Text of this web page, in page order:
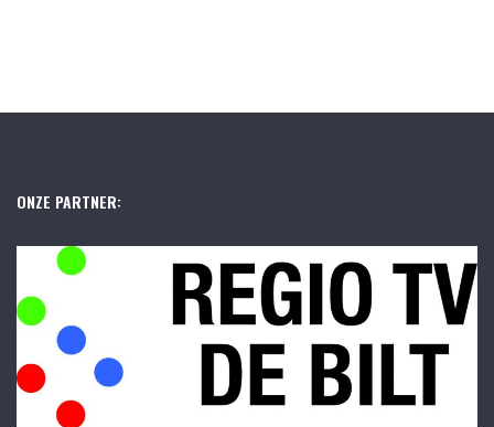
ONZE PARTNER: